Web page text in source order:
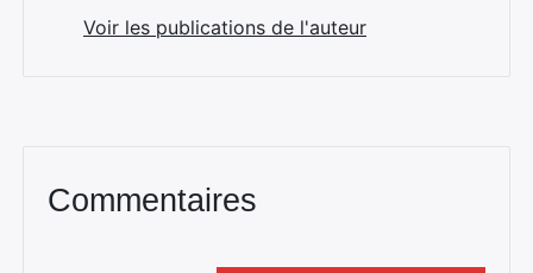
Voir les publications de l'auteur
Commentaires